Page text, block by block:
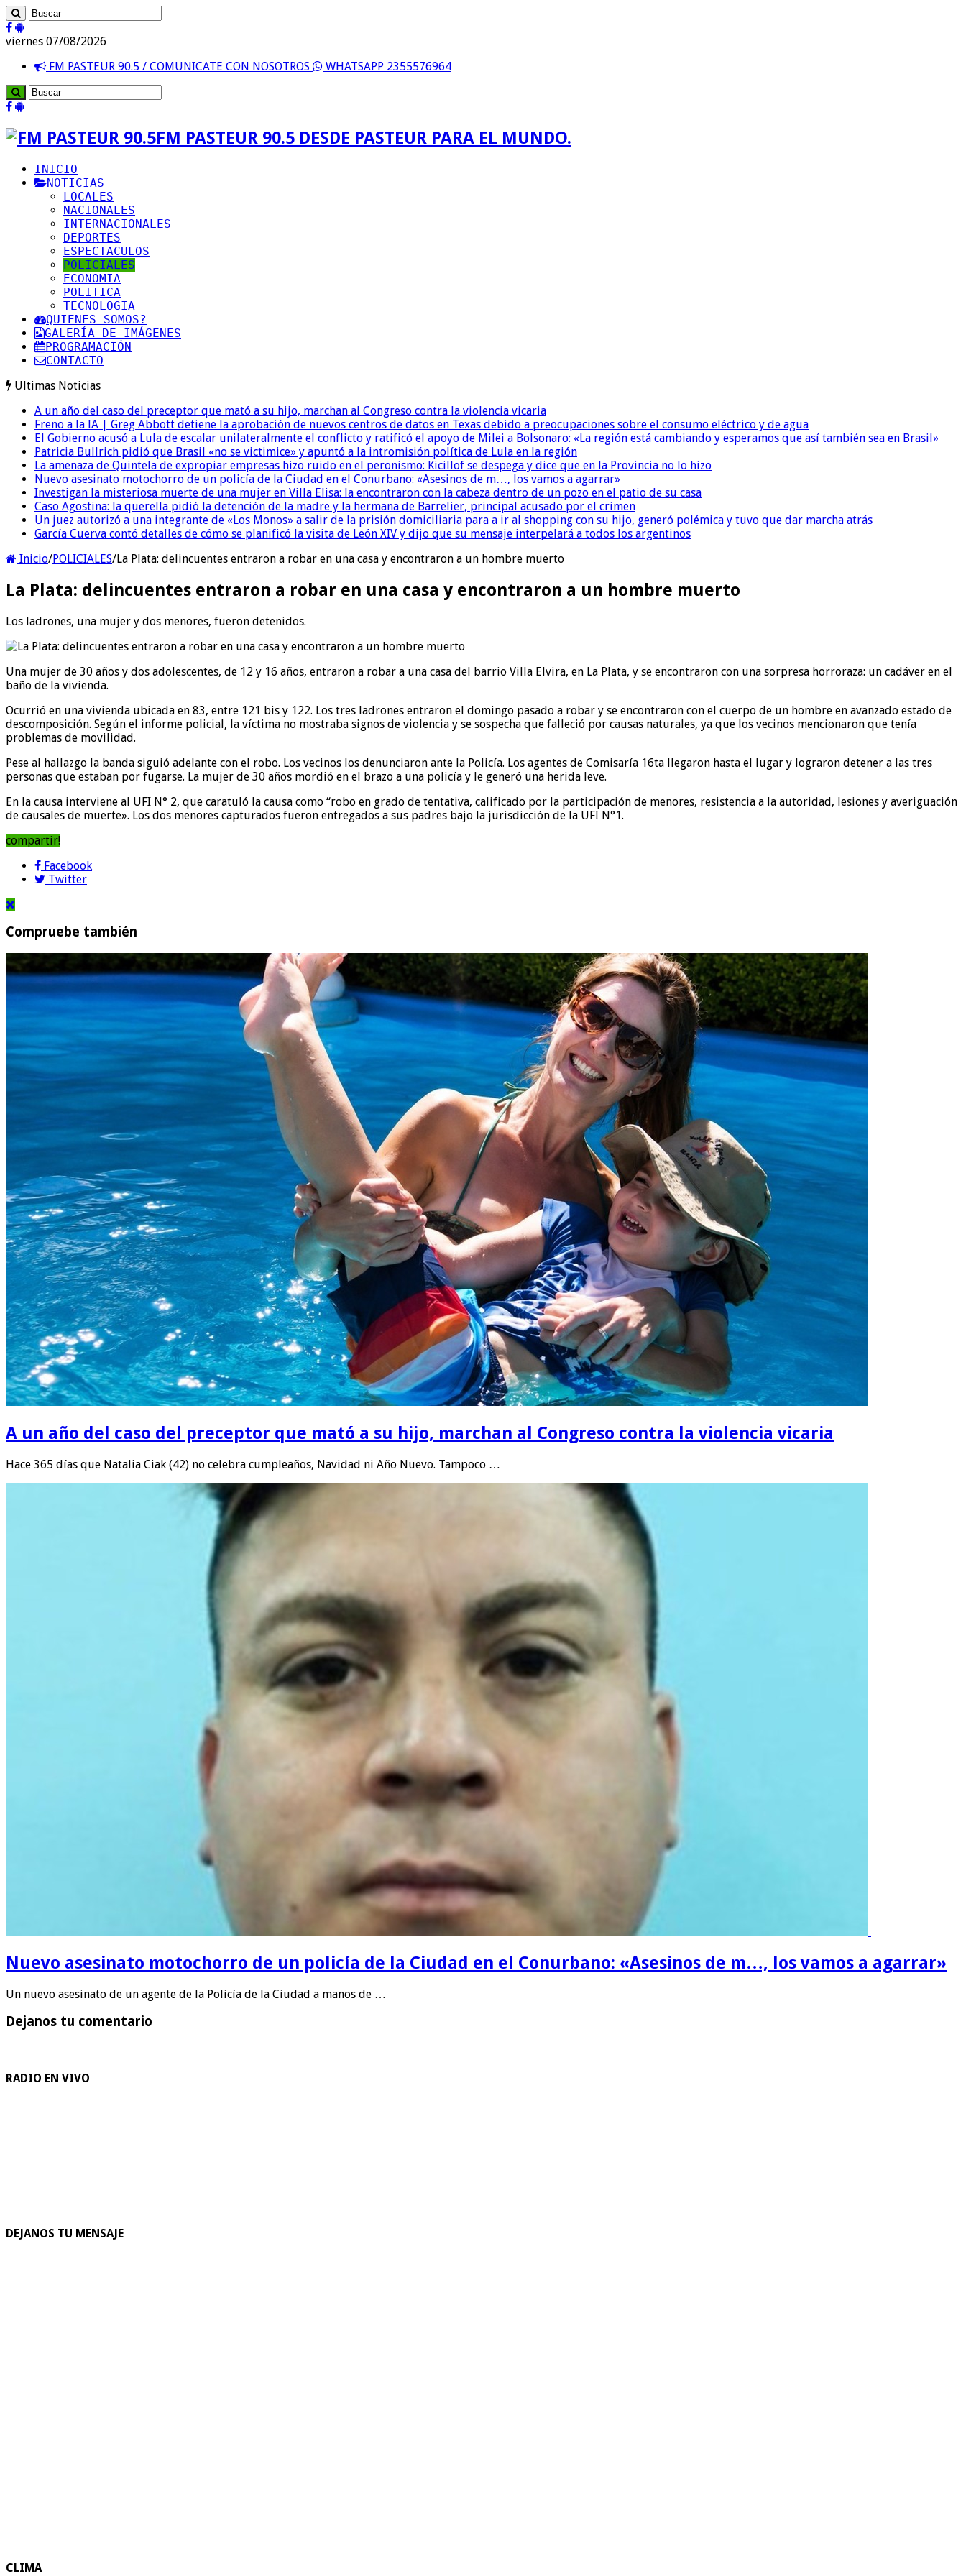
viernes 07/08/2026
FM PASTEUR 90.5 / COMUNICATE CON NOSOTROS
WHATSAPP 2355576964
FM PASTEUR 90.5 DESDE PASTEUR PARA EL MUNDO.
INICIO
NOTICIAS
LOCALES
NACIONALES
INTERNACIONALES
DEPORTES
ESPECTACULOS
POLICIALES
ECONOMIA
POLITICA
TECNOLOGIA
QUIENES SOMOS?
GALERÍA DE IMÁGENES
PROGRAMACIÓN
CONTACTO
Ultimas Noticias
A un año del caso del preceptor que mató a su hijo, marchan al Congreso contra la violencia vicaria
Freno a la IA | Greg Abbott detiene la aprobación de nuevos centros de datos en Texas debido a preocupaciones sobre el consumo eléctrico y de agua
El Gobierno acusó a Lula de escalar unilateralmente el conflicto y ratificó el apoyo de Milei a Bolsonaro: «La región está cambiando y esperamos que así también sea en Brasil»
Patricia Bullrich pidió que Brasil «no se victimice» y apuntó a la intromisión política de Lula en la región
La amenaza de Quintela de expropiar empresas hizo ruido en el peronismo: Kicillof se despega y dice que en la Provincia no lo hizo
Nuevo asesinato motochorro de un policía de la Ciudad en el Conurbano: «Asesinos de m…, los vamos a agarrar»
Investigan la misteriosa muerte de una mujer en Villa Elisa: la encontraron con la cabeza dentro de un pozo en el patio de su casa
Caso Agostina: la querella pidió la detención de la madre y la hermana de Barrelier, principal acusado por el crimen
Un juez autorizó a una integrante de «Los Monos» a salir de la prisión domiciliaria para a ir al shopping con su hijo, generó polémica y tuvo que dar marcha atrás
García Cuerva contó detalles de cómo se planificó la visita de León XIV y dijo que su mensaje interpelará a todos los argentinos
Inicio/POLICIALES/La Plata: delincuentes entraron a robar en una casa y encontraron a un hombre muerto
La Plata: delincuentes entraron a robar en una casa y encontraron a un hombre muerto
Los ladrones, una mujer y dos menores, fueron detenidos.
Una mujer de 30 años y dos adolescentes, de 12 y 16 años, entraron a robar a una casa del barrio Villa Elvira, en La Plata, y se encontraron con una sorpresa horroraza: un cadáver en el
baño de la vivienda.
Ocurrió en una vivienda ubicada en 83, entre 121 bis y 122. Los tres ladrones entraron el domingo pasado a robar y se encontraron con el cuerpo de un hombre en avanzado estado de
descomposición. Según el informe policial, la víctima no mostraba signos de violencia y se sospecha que falleció por causas naturales, ya que los vecinos mencionaron que tenía
problemas de movilidad.
Pese al hallazgo la banda siguió adelante con el robo. Los vecinos los denunciaron ante la Policía. Los agentes de Comisaría 16ta llegaron hasta el lugar y lograron detener a las tres
personas que estaban por fugarse. La mujer de 30 años mordió en el brazo a una policía y le generó una herida leve.
En la causa interviene al UFI N° 2, que caratuló la causa como “robo en grado de tentativa, calificado por la participación de menores, resistencia a la autoridad, lesiones y averiguación
de causales de muerte». Los dos menores capturados fueron entregados a sus padres bajo la jurisdicción de la UFI N°1.
compartir!
Facebook
Twitter
Compruebe también
A un año del caso del preceptor que mató a su hijo, marchan al Congreso contra la violencia vicaria
Hace 365 días que Natalia Ciak (42) no celebra cumpleaños, Navidad ni Año Nuevo. Tampoco …
Nuevo asesinato motochorro de un policía de la Ciudad en el Conurbano: «Asesinos de m…, los vamos a agarrar»
Un nuevo asesinato de un agente de la Policía de la Ciudad a manos de …
Dejanos tu comentario
RADIO EN VIVO
DEJANOS TU MENSAJE
CLIMA